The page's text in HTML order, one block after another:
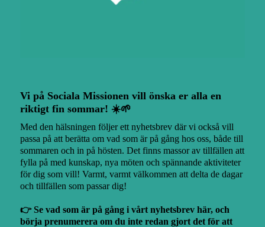
Vi på Sociala Missionen vill önska er alla en
riktigt fin sommar! ☀️🌱
Med den hälsningen följer ett nyhetsbrev där vi också vill
passa på att berätta om vad som är på gång hos oss, både till
sommaren och in på hösten. Det finns massor av tillfällen att
fylla på med kunskap, nya möten och spännande aktiviteter
för dig som vill! Varmt, varmt välkommen att delta de dagar
och tillfällen som passar dig!
👉 Se vad som är på gång i vårt nyhetsbrev här, och
börja prenumerera om du inte redan gjort det för att